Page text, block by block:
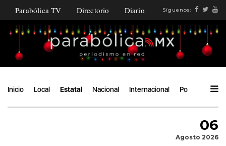
Parabólica TV Directorio Diario Síguenos:
Inicio Local Estatal Nacional Internacional Política
06
Agosto 2026